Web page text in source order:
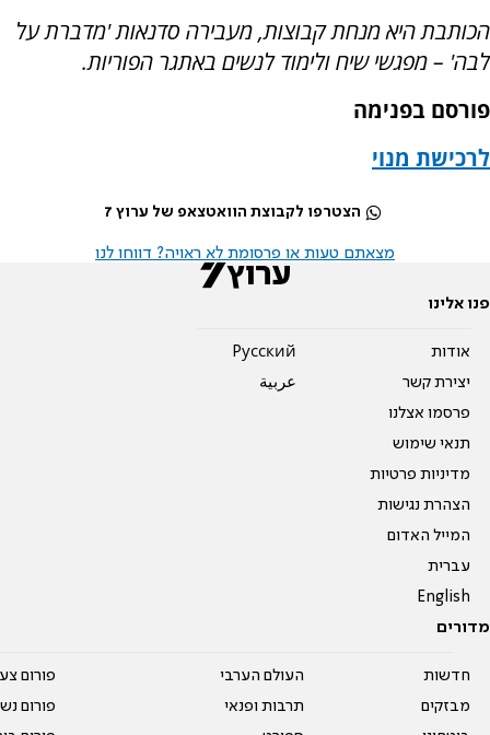
הכותבת היא מנחת קבוצות, מעבירה סדנאות 'מדברת על
לבה' – מפגשי שיח ולימוד לנשים באתגר הפוריות.
פורסם בפנימה
לרכישת מנוי
הצטרפו לקבוצת הוואטצאפ של ערוץ 7
מצאתם טעות או פרסומת לא ראויה? דווחו לנו
פנו אלינו
אודות
יצירת קשר
פרסמו אצלנו
תנאי שימוש
מדיניות פרטיות
הצהרת נגישות
המייל האדום
עברית
English
Pусский
عربية
מדורים
חדשות
מבזקים
העולם הערבי
תרבות ופנאי
פורום
פורום